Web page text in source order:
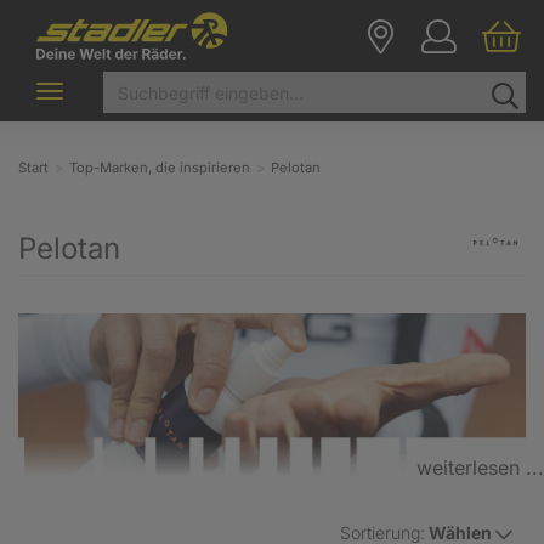
Toggle
navigation
Start Top-Marken, die inspirieren Pelotan
Pelotan
weiterlesen ...
Sortierung: Wählen